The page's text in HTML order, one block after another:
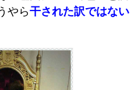
やら干された訳ではない